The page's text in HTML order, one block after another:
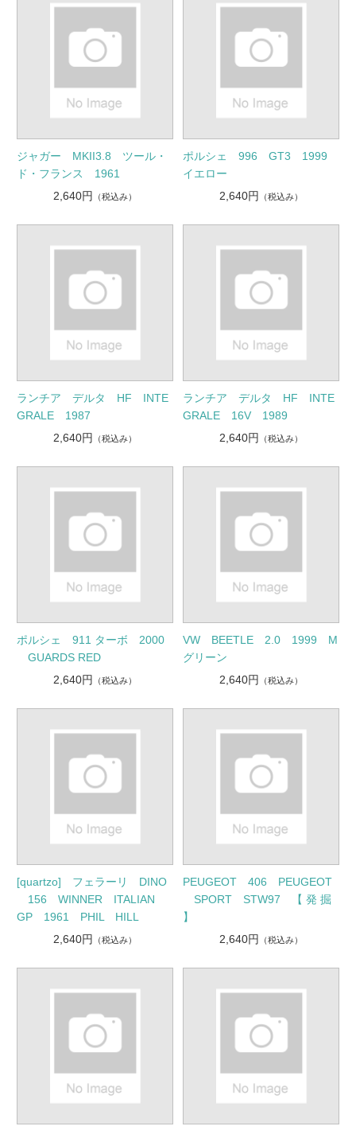
ジャガー MKII3.8 ツール・
ド・フランス 1961
2,640円 （税込み）
ポルシェ 996 GT3 1999
イエロー
2,640円
（税込み）
ランチア デルタ HF INTE
GRALE 1987
2,640円
（税込み）
ランチア デルタ HF INTE
GRALE 16V 1989
2,640円
（税込み）
ポルシェ 911 ターボ 2000
GUARDS RED
2,640円
（税込み）
VW BEETLE 2.0 1999 M
グリーン
2,640円
（税込み）
[quartzo] フェラーリ DINO
156 WINNER ITALIAN
GP 1961 PHIL HILL
2,640円
（税込み）
PEUGEOT 406 PEUGEOT
SPORT STW97 【 発 掘
】
2,640円
（税込み）